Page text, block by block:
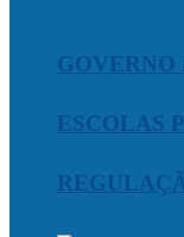
GOVERNO
ESCOLAS